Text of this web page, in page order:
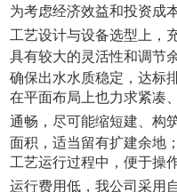
为考虑经济效益和投资成
工艺设计与设备选型上，
具有较大的灵活性和调节
确保出水水质稳定，达标
在平面布局上也力求紧凑
通畅，尽可能缩短建、构
面积，适当留有扩建余地；
工艺运行过程中，便于操
运行费用低，我公司采用